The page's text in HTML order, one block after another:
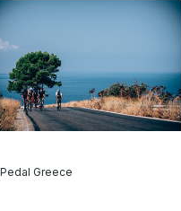
JPG
Pedal Greece